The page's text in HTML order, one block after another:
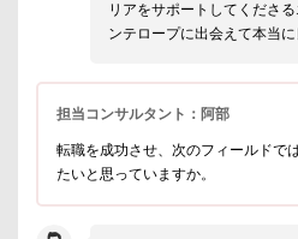
リアをサポートしてくださ
ンテロープに出会えて本当
担当コンサルタント：阿部
転職を成功させ、次のフィールドで
たいと思っていますか。